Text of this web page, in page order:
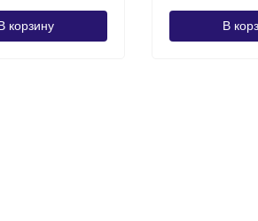
корзину В